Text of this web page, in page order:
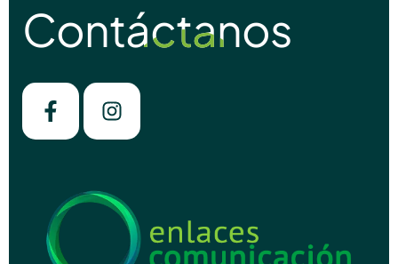
Contáctanos
Contáctanos